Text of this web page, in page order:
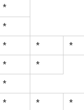
*
*
* * *
* *
*
* * *